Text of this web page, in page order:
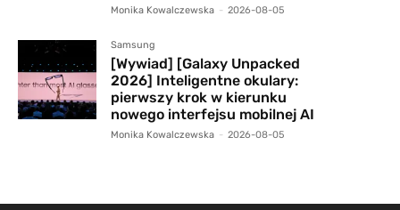
Monika Kowalczewska - 2026-08-05
Samsung
[Wywiad] [Galaxy Unpacked
2026] Inteligentne okulary:
pierwszy krok w kierunku
nowego interfejsu mobilnej AI
Monika Kowalczewska - 2026-08-05